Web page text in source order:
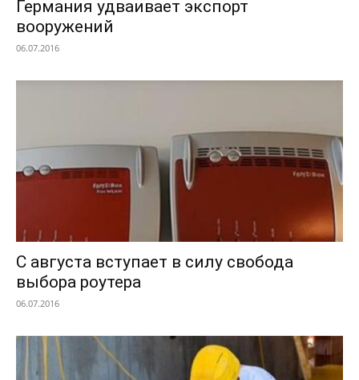
Германия удваивает экспорт
вооружений
06.07.2016
С августа вступает в силу свобода
выбора роутера
06.07.2016